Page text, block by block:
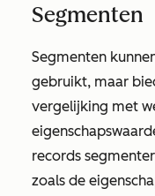
Segmenten
Segmenten
gebruikt, maar
vergelijking met
records
zoals de